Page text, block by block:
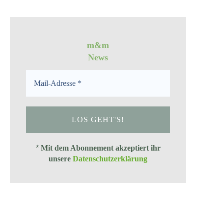
m&m
News
* Mit dem Abonnement akzeptiert ihr
unsereDatenschutzerklärung